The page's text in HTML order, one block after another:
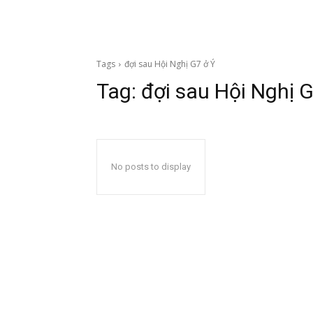
Tags đợi sau Hội Nghị G7 ở Ý
Tag: đợi sau Hội Nghị
No posts to display